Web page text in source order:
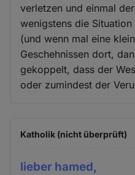
verletzen und einmal
wenigstens die
(und wenn mal eine
Geschehnissen dort,
gekoppelt, dass der
oder zumindest der
Katholik (nicht überprüft)
lieber hamed,